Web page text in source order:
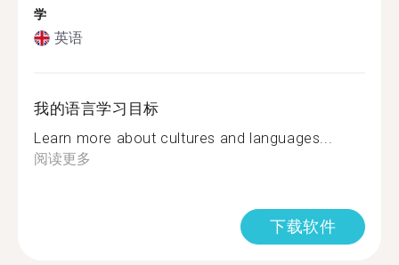
学
英语
我的语言学习目标
Learn more about cultures and languages...
阅读更多
下载软件